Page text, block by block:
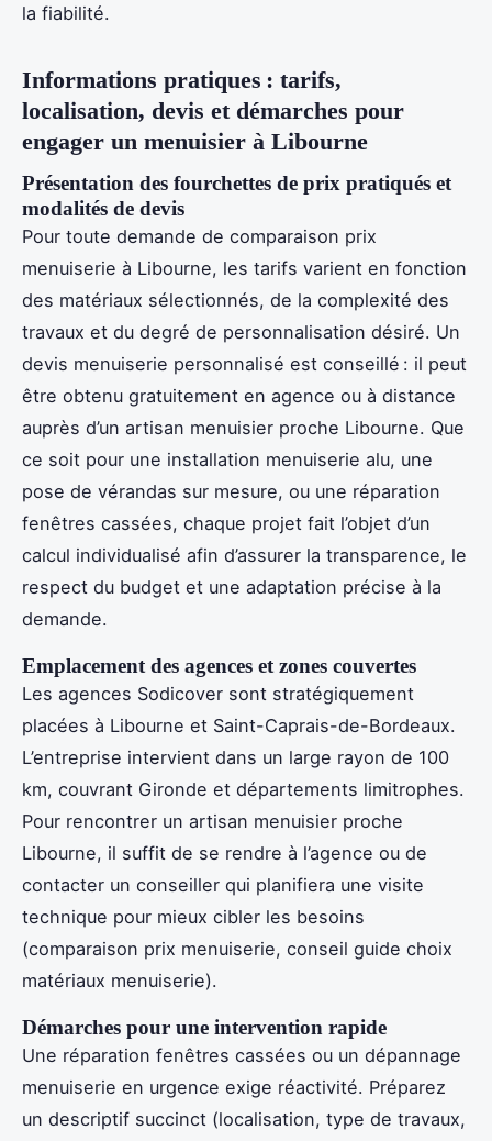
la fiabilité.
Informations pratiques : tarifs,
localisation, devis et démarches pour
engager un menuisier à Libourne
Présentation des fourchettes de prix pratiqués et
modalités de devis
Pour toute demande de comparaison prix
menuiserie à Libourne, les tarifs varient en fonction
des matériaux sélectionnés, de la complexité des
travaux et du degré de personnalisation désiré. Un
devis menuiserie personnalisé est conseillé : il peut
être obtenu gratuitement en agence ou à distance
auprès d’un artisan menuisier proche Libourne. Que
ce soit pour une installation menuiserie alu, une
pose de vérandas sur mesure, ou une réparation
fenêtres cassées, chaque projet fait l’objet d’un
calcul individualisé afin d’assurer la transparence, le
respect du budget et une adaptation précise à la
demande.
Emplacement des agences et zones couvertes
Les agences Sodicover sont stratégiquement
placées à Libourne et Saint-Caprais-de-Bordeaux.
L’entreprise intervient dans un large rayon de 100
km, couvrant Gironde et départements limitrophes.
Pour rencontrer un artisan menuisier proche
Libourne, il suffit de se rendre à l’agence ou de
contacter un conseiller qui planifiera une visite
technique pour mieux cibler les besoins
(comparaison prix menuiserie, conseil guide choix
matériaux menuiserie).
Démarches pour une intervention rapide
Une réparation fenêtres cassées ou un dépannage
menuiserie en urgence exige réactivité. Préparez
un descriptif succinct (localisation, type de travaux,